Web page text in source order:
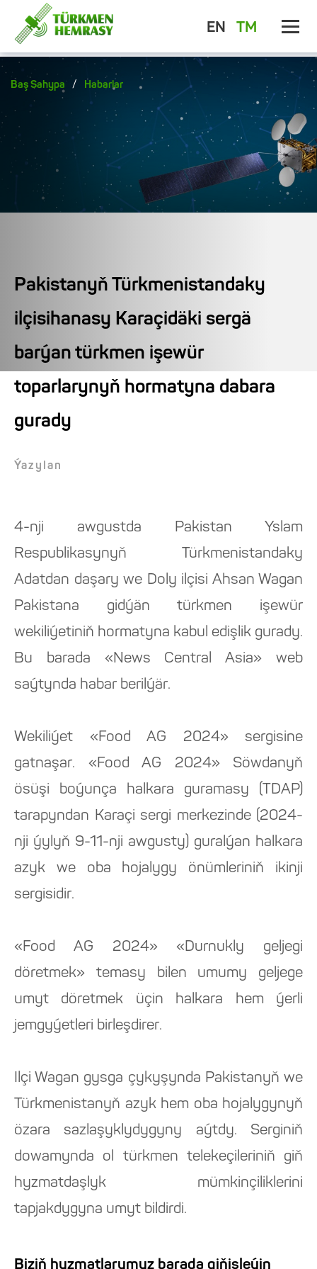
EN TM
Baş Sahypa / Habarlar
Pakistanyň Türkmenistandaky
ilçisihanasy Karaçidäki sergä
barýan türkmen işewür
toparlarynyň hormatyna dabara
gurady
Ýazylan
4-nji awgustda Pakistan Yslam
Respublikasynyň Türkmenistandaky
Adatdan daşary we Doly ilçisi Ahsan Wagan
Pakistana gidýän türkmen işewür
wekiliýetiniň hormatyna kabul edişlik gurady.
Bu barada «News Central Asia» web
saýtynda habar berilýär.
Wekiliýet «Food AG 2024» sergisine
gatnaşar. «Food AG 2024» Söwdanyň
ösüşi boýunça halkara guramasy (TDAP)
tarapyndan Karaçi sergi merkezinde (2024-
nji ýylyň 9-11-nji awgusty) guralýan halkara
azyk we oba hojalygy önümleriniň ikinji
sergisidir.
«Food AG 2024» «Durnukly geljegi
döretmek» temasy bilen umumy geljege
umyt döretmek üçin halkara hem ýerli
jemgyýetleri birleşdirer.
Ilçi Wagan gysga çykyşynda Pakistanyň we
Türkmenistanyň azyk hem oba hojalygynyň
özara sazlaşyklydygyny aýtdy. Serginiň
dowamynda ol türkmen telekeçileriniň giň
hyzmatdaşlyk mümkinçiliklerini
tapjakdygyna umyt bildirdi.
Biziň hyzmatlarymyz barada giňişleýin